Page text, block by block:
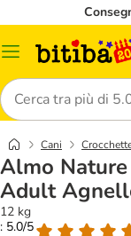
Overview
Cerca
Cani
Almo
Adult
12 kg
: 5.0/5